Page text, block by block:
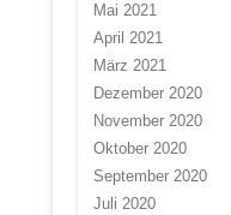
Mai 2021
April 2021
März 2021
Dezember 2020
November 2020
Oktober 2020
September 2020
Juli 2020